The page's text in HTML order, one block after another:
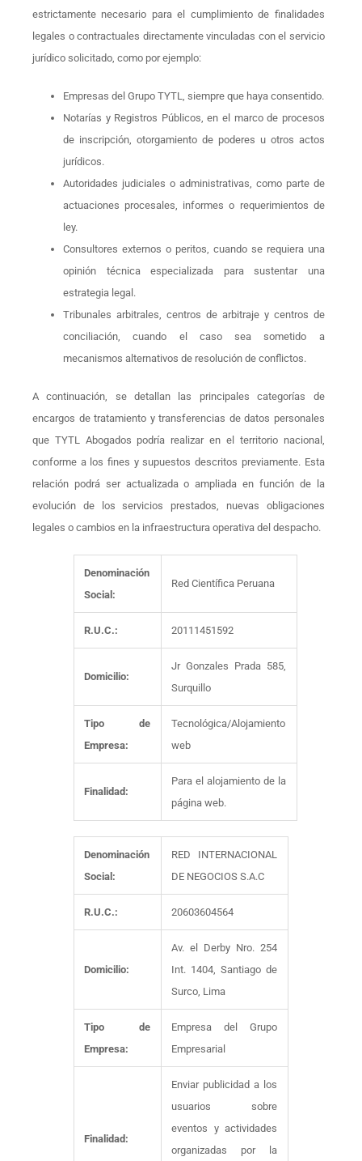
estrictamente necesario para el cumplimiento de finalidades
legales o contractuales directamente vinculadas con el servicio
jurídico solicitado, como por ejemplo:
Empresas del Grupo TYTL, siempre que haya consentido.
Notarías y Registros Públicos, en el marco de procesos
de inscripción, otorgamiento de poderes u otros actos
jurídicos.
Autoridades judiciales o administrativas, como parte de
actuaciones procesales, informes o requerimientos de
ley.
Consultores externos o peritos, cuando se requiera una
opinión técnica especializada para sustentar una
estrategia legal.
Tribunales arbitrales, centros de arbitraje y centros de
conciliación, cuando el caso sea sometido a
mecanismos alternativos de resolución de conflictos.
A continuación, se detallan las principales categorías de
encargos de tratamiento y transferencias de datos personales
que TYTL Abogados podría realizar en el territorio nacional,
conforme a los fines y supuestos descritos previamente. Esta
relación podrá ser actualizada o ampliada en función de la
evolución de los servicios prestados, nuevas obligaciones
legales o cambios en la infraestructura operativa del despacho.
Denominación
Social:
Red Científica Peruana
R.U.C.: 20111451592
Domicilio:
Jr Gonzales Prada 585,
Surquillo
Tipo de
Empresa:
Tecnológica/Alojamiento
web
Finalidad:
Para el alojamiento de la
página web.
Denominación
Social:
RED INTERNACIONAL
DE NEGOCIOS S.A.C
R.U.C.: 20603604564
Domicilio:
Av. el Derby Nro. 254
Int. 1404, Santiago de
Surco, Lima
Tipo de
Empresa:
Empresa del Grupo
Empresarial
Finalidad:
Enviar publicidad a los
usuarios sobre
eventos y actividades
organizadas por la